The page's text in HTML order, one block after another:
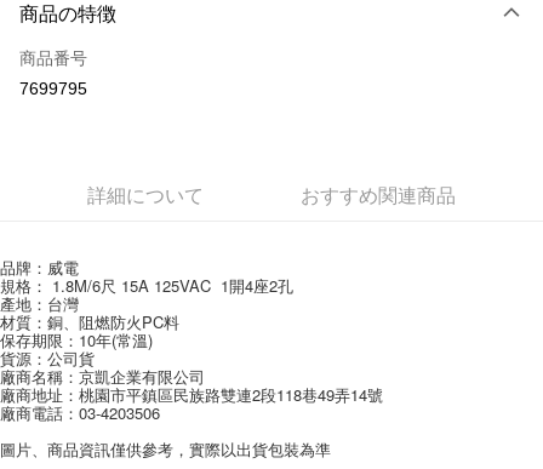
クレジットカード1回払い
コンビニ店頭代金引換
Google Pay
AFTEE代金後払い
説明
一、 AFTEE代金後払いについて
1.お支払い方法でAFTEE代金後払いを選択すると、携帯電話認証ウィンド
ウが表示されます。
2.SMSで認証してお支払い手続を進めてください。
ATM払い
商品の特徴
商品番号
7699795
詳細について おすすめ関連商品
品牌：威電
規格： 1.8M/6尺 15A 125VAC  1開4座2孔
產地：台灣
材質：銅、阻燃防火PC料
保存期限：10年(常溫)
貨源：公司貨
廠商名稱：京凱企業有限公司
廠商地址：桃園市平鎮區民族路雙連2段118巷49弄14號
廠商電話：03-4203506
圖片、商品資訊僅供參考，實際以出貨包裝為準